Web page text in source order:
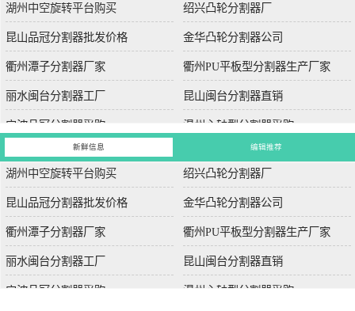
湖州中空旋转平台购买 绍兴凸轮分割器厂
昆山品冠分割器批发价格 金华凸轮分割器公司
衢州潭子分割器厂家 衢州PU平板型分割器生产厂家
丽水闽台分割器工厂 昆山闽台分割器直销
宁波品冠分割器采购 温州心轴型分割器采购
新鲜信息 编辑推荐
湖州中空旋转平台购买 绍兴凸轮分割器厂
昆山品冠分割器批发价格 金华凸轮分割器公司
衢州潭子分割器厂家 衢州PU平板型分割器生产厂家
丽水闽台分割器工厂 昆山闽台分割器直销
宁波品冠分割器采购 温州心轴型分割器采购